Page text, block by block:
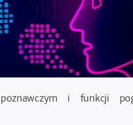
i funkcji